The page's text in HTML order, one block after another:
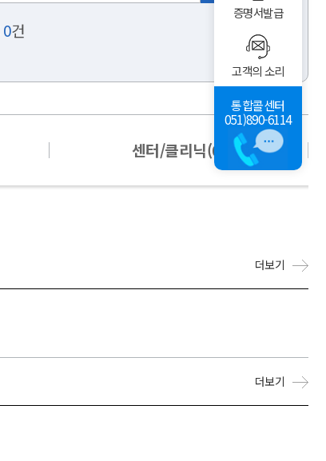
0건
센터/클리닉(0)
더보기
더보기
증명서발급
고객의 소리
통합콜센터
051)890-6114